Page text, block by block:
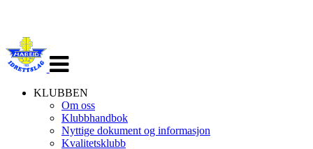
navigasjon
KLUBBEN
Om oss
Klubbhandbok
Nyttige dokument og informasjon
Kvalitetsklubb